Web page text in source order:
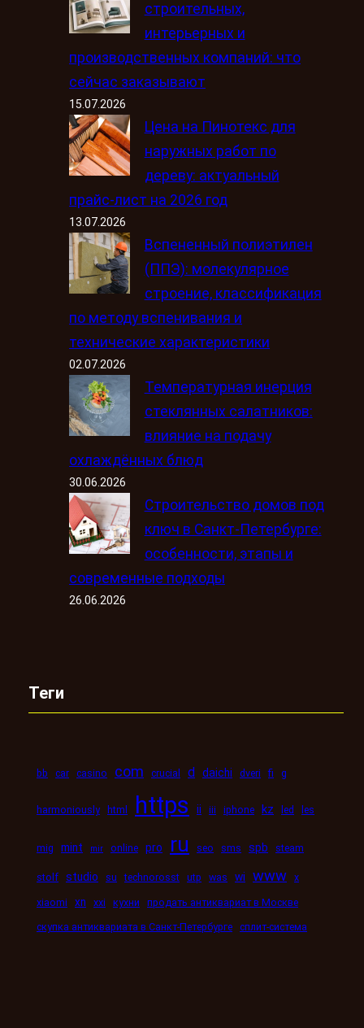
строительных,
интерьерных и
производственных компаний: что
сейчас заказывают
15.07.2026
Цена на Пинотекс для
наружных работ по
дереву: актуальный
прайс-лист на 2026 год
13.07.2026
Вспененный полиэтилен
(ППЭ): молекулярное
строение, классификация
по методу вспенивания и
технические характеристики
02.07.2026
Температурная инерция
стеклянных салатников:
влияние на подачу
охлаждённых блюд
30.06.2026
Строительство домов под
ключ в Санкт-Петербурге:
особенности, этапы и
современные подходы
26.06.2026
Теги
bb car casino com crucial d daichi dveri fi g
harmoniously html https ii iii iphone kz led les
mig mint mir online pro ru seo sms spb steam
stolf studio su technorosst utp was wi www x
xiaomi xn xxi кухни
продать антиквариат в Москве
скупка антиквариата в Санкт-Петербурге сплит-система